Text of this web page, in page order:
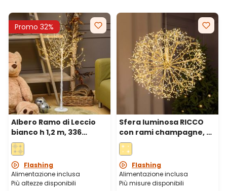
Promo 32%
Albero Ramo di Leccio
bianco h 1,2 m, 336
microled bianco caldo,
uso interno
Flashing
Alimentazione inclusa
Più altezze disponibili
Sfera luminosa RICCO
con rami champagne, Ø
60 cm, 1200 microled
bianco caldo e bianco
freddo, uso interno
Flashing
Alimentazione inclusa
Più misure disponibili